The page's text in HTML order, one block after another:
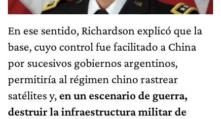
En ese sentido, Richardson explicó que la
base, cuyo control fue facilitado a China
por sucesivos gobiernos argentinos,
permitiría al régimen chino rastrear
satélites y, en un escenario de guerra,
destruir la infraestructura militar de